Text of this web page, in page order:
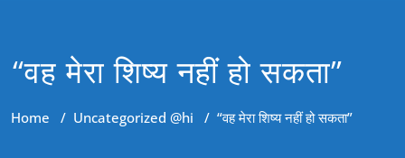
“वह मेरा शिष्य नहीं हो सकता”
Home / Uncategorized @hi / “वह मेरा शिष्य नहीं हो सकता”